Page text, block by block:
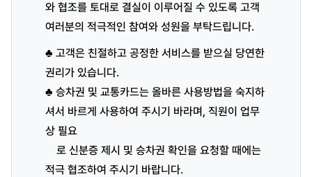
와 협조를 토대로 결실이 이루어질 수 있도록 고객
여러분의 적극적인 참여와 성원을 부탁드립니다.
♣ 고객은 친절하고 공정한 서비스를 받으실 당연한
권리가 있습니다.
♣ 승차권 및 교통카드는 올바른 사용방법을 숙지하
셔서 바르게 사용하여 주시기 바라며, 직원이 업무
상 필요
로 신분증 제시 및 승차권 확인을 요청할 때에는
적극 협조하여 주시기 바랍니다.